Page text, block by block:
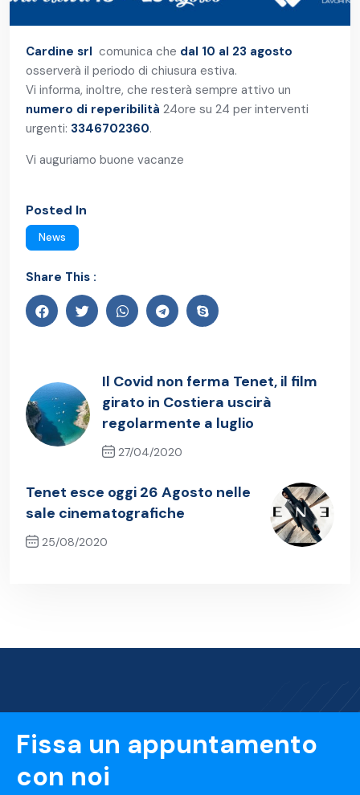
Cardine srl comunica che dal 10 al 23 agosto
osserverà il periodo di chiusura estiva.
Vi informa, inoltre, che resterà sempre attivo un
numero di reperibilità 24ore su 24 per interventi
urgenti: 3346702360.
Vi auguriamo buone vacanze
Posted In
News
Share This :
Il Covid non ferma Tenet, il film
girato in Costiera uscirà
regolarmente a luglio
27/04/2020
Tenet esce oggi 26 Agosto nelle
sale cinematografiche
25/08/2020
Fissa un appuntamento
con noi